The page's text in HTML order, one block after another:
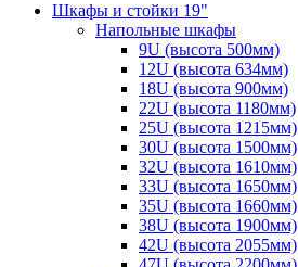
Шкафы и стойки 19"
Напольные шкафы
9U (высота 500мм)
12U (высота 634мм)
18U (высота 900мм)
22U (высота 1180мм)
25U (высота 1215мм)
30U (высота 1500мм)
32U (высота 1610мм)
33U (высота 1650мм)
35U (высота 1660мм)
38U (высота 1900мм)
42U (высота 2055мм)